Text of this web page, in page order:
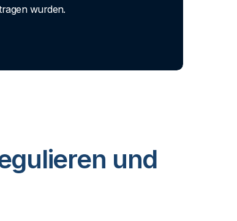
wurden.
und